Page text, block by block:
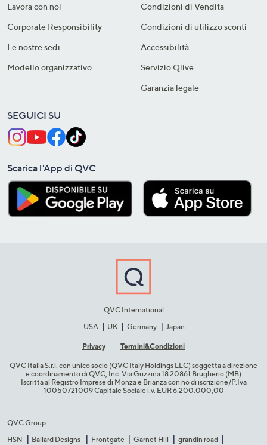
Lavora con noi
Corporate Responsibility
Le nostre sedi
Modello organizzativo
Condizioni di Vendita
Condizioni di utilizzo sconti
Accessibilità
Servizio Qlive
Garanzia legale
SEGUICI SU
Scarica l'App di QVC
QVC International
USA
UK Germany Japan
Privacy Termini&C​ondizioni
QVC Italia S.r.l. con unico socio (QVC Italy Holdings LLC) soggetta a direzione
e coordinamento di QVC, Inc. Via Guzzina 18 20861 Brugherio (MB)​
Iscritta al Registro Imprese di Monza e Brianza con no di iscrizione/P.Iva
10050721009 Capitale Sociale i.v. EUR 6.200.000,00​
QVC Group
HSN
Ballard Designs Frontgate Garnet Hill
grandin road